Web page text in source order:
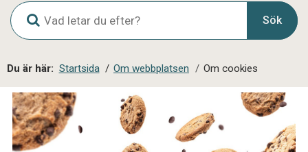
G
l
o
a
l
s
i
t
e
Sök
Du är här: Startsida / Om webbplatsen / Om cookies